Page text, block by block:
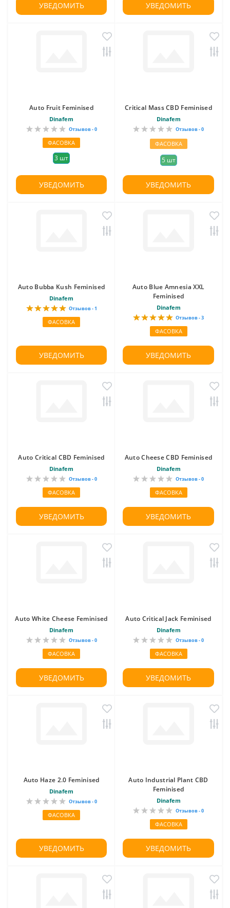
УВЕДОМИТЬ УВЕДОМИТЬ
Auto Fruit Feminised
Dinafem
Отзывов - 0
ФАСОВКА
3 шт
УВЕДОМИТЬ
Critical Mass CBD Feminised
Dinafem
Отзывов - 0
ФАСОВКА
5 шт
УВЕДОМИТЬ
Auto Bubba Kush Feminised
Dinafem
Отзывов - 1
ФАСОВКА
УВЕДОМИТЬ
Auto Blue Amnesia XXL
Feminised
Dinafem
Отзывов - 3
ФАСОВКА
УВЕДОМИТЬ
Auto Critical CBD Feminised
Dinafem
Отзывов - 0
ФАСОВКА
УВЕДОМИТЬ
Auto Cheese CBD Feminised
Dinafem
Отзывов - 0
ФАСОВКА
УВЕДОМИТЬ
Auto White Cheese Feminised
Dinafem
Отзывов - 0
ФАСОВКА
УВЕДОМИТЬ
Auto Critical Jack Feminised
Dinafem
Отзывов - 0
ФАСОВКА
УВЕДОМИТЬ
Auto Haze 2.0 Feminised
Dinafem
Отзывов - 0
ФАСОВКА
УВЕДОМИТЬ
Auto Industrial Plant CBD
Feminised
Dinafem
Отзывов - 0
ФАСОВКА
УВЕДОМИТЬ